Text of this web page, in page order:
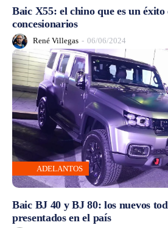
Baic X55: el chino que es un éxito
concesionarios
René Villegas - 06/06/2024
ADELANTOS
Baic BJ 40 y BJ 80: los nuevos
presentados en el país